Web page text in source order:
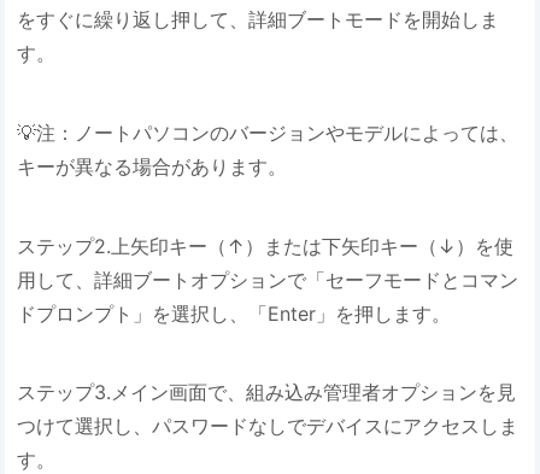
をすぐに繰り返し押して、詳細ブートモードを開始しま
す。
💡注：ノートパソコンのバージョンやモデルによっては、
キーが異なる場合があります。
ステップ2.上矢印キー（↑）または下矢印キー（↓）を使
用して、詳細ブートオプションで「セーフモードとコマン
ドプロンプト」を選択し、「Enter」を押します。
ステップ3.メイン画面で、組み込み管理者オプションを見
つけて選択し、パスワードなしでデバイスにアクセスしま
す。